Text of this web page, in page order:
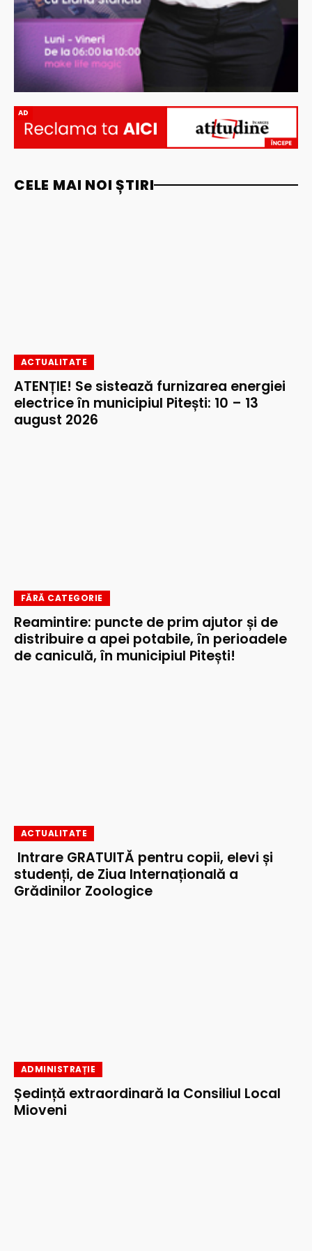
AD
CELE MAI NOI ȘTIRI
ACTUALITATE
ATENȚIE! Se sistează furnizarea energiei
electrice în municipiul Pitești: 10 – 13
august 2026
FĂRĂ CATEGORIE
Reamintire: puncte de prim ajutor și de
distribuire a apei potabile, în perioadele
de caniculă, în municipiul Pitești!
ACTUALITATE
Intrare GRATUITĂ pentru copii, elevi și
studenți, de Ziua Internațională a
Grădinilor Zoologice
ADMINISTRAȚIE
Ședință extraordinară la Consiliul Local
Mioveni